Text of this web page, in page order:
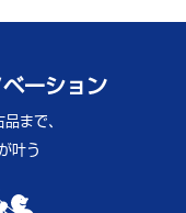
ーション
まで、
叶う